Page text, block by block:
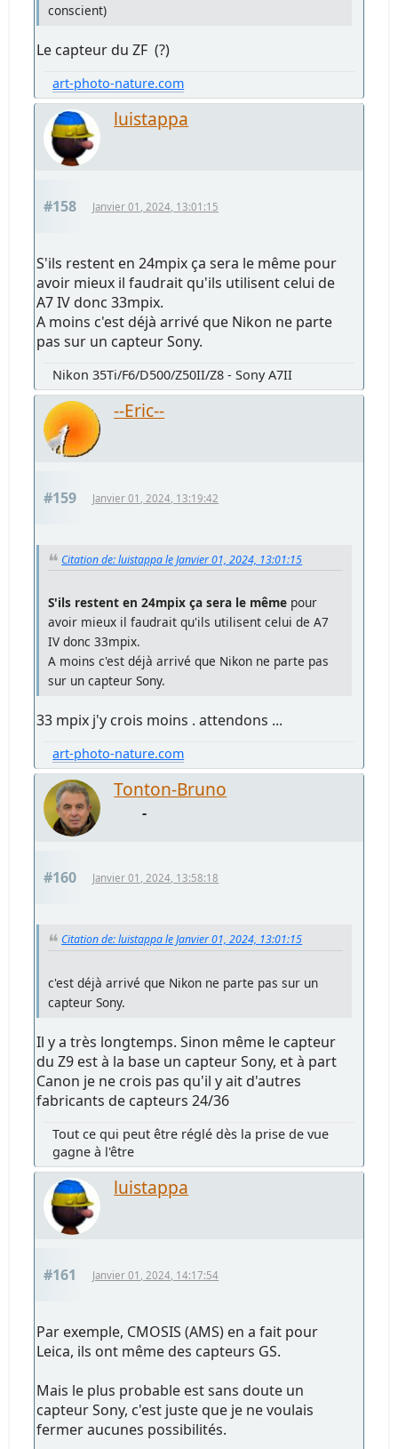
conscient)
Le capteur du ZF (?)
art-photo-nature.com
luistappa
#158 Janvier 01, 2024, 13:01:15
S'ils restent en 24mpix ça sera le même pour
avoir mieux il faudrait qu'ils utilisent celui de
A7 IV donc 33mpix.
A moins c'est déjà arrivé que Nikon ne parte
pas sur un capteur Sony.
Nikon 35Ti/F6/D500/Z50II/Z8 - Sony A7II
--Eric--
#159 Janvier 01, 2024, 13:19:42
Citation de: luistappa le Janvier 01, 2024, 13:01:15
S'ils restent en 24mpix ça sera le même pour
avoir mieux il faudrait qu'ils utilisent celui de A7
IV donc 33mpix.
A moins c'est déjà arrivé que Nikon ne parte pas
sur un capteur Sony.
33 mpix j'y crois moins . attendons ...
art-photo-nature.com
Tonton-Bruno
-
#160 Janvier 01, 2024, 13:58:18
Citation de: luistappa le Janvier 01, 2024, 13:01:15
c'est déjà arrivé que Nikon ne parte pas sur un
capteur Sony.
Il y a très longtemps. Sinon même le capteur
du Z9 est à la base un capteur Sony, et à part
Canon je ne crois pas qu'il y ait d'autres
fabricants de capteurs 24/36
Tout ce qui peut être réglé dès la prise de vue
gagne à l'être
luistappa
#161 Janvier 01, 2024, 14:17:54
Par exemple, CMOSIS (AMS) en a fait pour
Leica, ils ont même des capteurs GS.
Mais le plus probable est sans doute un
capteur Sony, c'est juste que je ne voulais
fermer aucunes possibilités.